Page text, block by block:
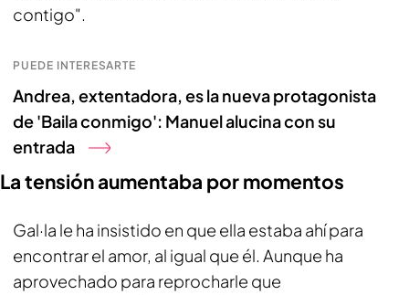
contigo".
PUEDE INTERESARTE
Andrea, extentadora, es la nueva protagonista
de 'Baila conmigo': Manuel alucina con su
entrada
La tensión aumentaba por momentos
Gal·la le ha insistido en que ella estaba ahí para
encontrar el amor, al igual que él. Aunque ha
aprovechado para reprocharle que